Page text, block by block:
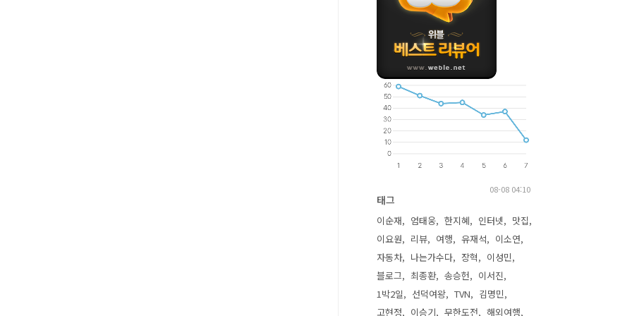
08-08 04:10
태그
이순재 엄태웅 한지혜 인터넷
맛집
이요원
리뷰 여행 유재석
이소연
자동차
나는가수다 장혁
이성민
블로그
최종환 송승헌
이서진
1박2일
선덕여왕 TVN
김명민
고현정
이승기 무한도전 해외여행